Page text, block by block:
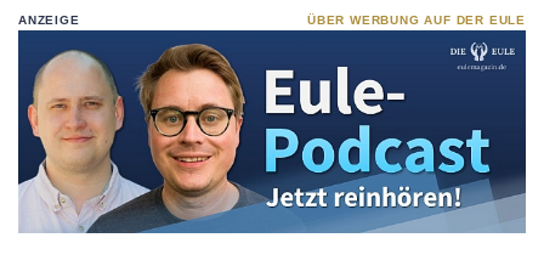
ANZEIGE ÜBER WERBUNG AUF DER EULE